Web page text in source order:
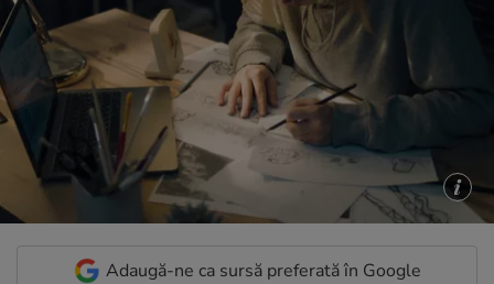
Adaugă-ne ca sursă preferată în Google